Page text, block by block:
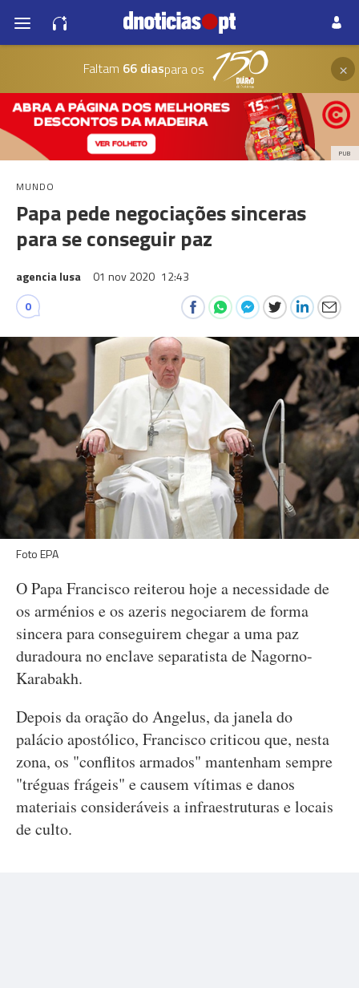
Faltam 66 diaspara os ×
PUB
MUNDO
Papa pede negociações sinceras
para se conseguir paz
agencia lusa 01 nov 2020 12:43
0
Foto EPA
O Papa Francisco reiterou hoje a necessidade de
os arménios e os azeris negociarem de forma
sincera para conseguirem chegar a uma paz
duradoura no enclave separatista de Nagorno-
Karabakh.
Depois da oração do Angelus, da janela do
palácio apostólico, Francisco criticou que, nesta
zona, os "conflitos armados" mantenham sempre
"tréguas frágeis" e causem vítimas e danos
materiais consideráveis a infraestruturas e locais
de culto.